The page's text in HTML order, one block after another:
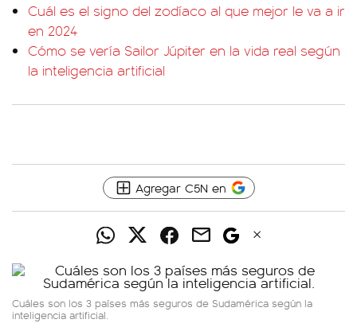
Cuál es el signo del zodíaco al que mejor le va a ir
en 2024
Cómo se vería Sailor Júpiter en la vida real según
la inteligencia artificial
Agregar C5N en
Cuáles son los 3 países más seguros de Sudamérica según la
inteligencia artificial.